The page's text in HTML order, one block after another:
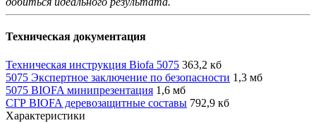
Техническая документация
Техническая инструкция Biofa 5075 363,2 кб
5075 Экспертное заключение по безопасности 1,3 мб
5075 BIOFA минипрезентация 1,6 мб
СГР BIOFA деревозащитные составы 792,9 кб
Характеристики